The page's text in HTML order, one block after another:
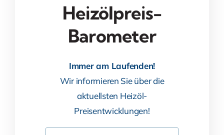
Heizölpreis-
Barometer
Immer am Laufenden!
Wir informieren Sie über die
aktuellsten Heizöl-
Preisentwicklungen!